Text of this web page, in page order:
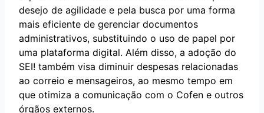
desejo de agilidade e pela busca por uma forma
mais eficiente de gerenciar documentos
administrativos, substituindo o uso de papel por
uma plataforma digital. Além disso, a adoção do
SEI! também visa diminuir despesas relacionadas
ao correio e mensageiros, ao mesmo tempo em
que otimiza a comunicação com o Cofen e outros
órgãos externos.